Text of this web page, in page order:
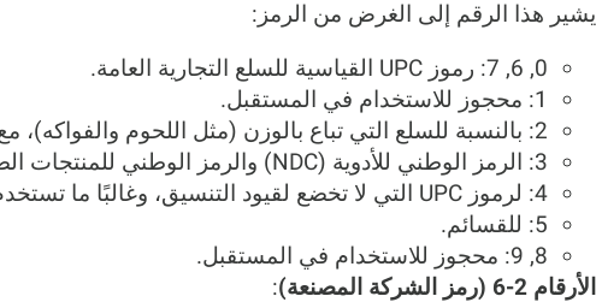
يشير هذا الرقم إلى الغرض من الرمز:
0, 6, 7: رموز UPC القياسية للسلع التجارية العامة.
1: محجوز للاستخدام في المستقبل.
2: بالنسبة للسلع التي تباع بالوزن (مثل اللحوم والفواكه)، مع الباركود الذي يتم إنشاؤه في المتجر.
3: الرمز الوطني للأدوية (NDC) والرمز الوطني للمنتجات الصحية (HRI) للأدوية والمنتجات الصحية.
4: لرموز UPC التي لا تخضع لقيود التنسيق، وغالبًا ما تستخدم في تطبيقات خاصة.
5: للقسائم.
8, 9: محجوز للاستخدام في المستقبل.
الأرقام 2-6 (رمز الشركة المصنعة)
: